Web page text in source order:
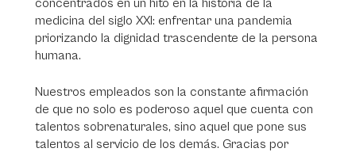
concentrados en un hito en la historia de la
medicina del siglo XXI: enfrentar una pandemia
priorizando la dignidad trascendente de la persona
humana.
Nuestros empleados son la constante afirmación
de que no solo es poderoso aquel que cuenta con
talentos sobrenaturales, sino aquel que pone sus
talentos al servicio de los demás. Gracias por